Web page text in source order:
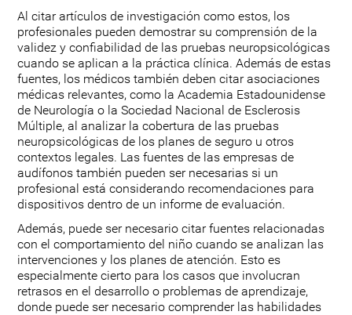
Al citar artículos de investigación como estos, los
profesionales pueden demostrar su comprensión de la
validez y confiabilidad de las pruebas neuropsicológicas
cuando se aplican a la práctica clínica. Además de estas
fuentes, los médicos también deben citar asociaciones
médicas relevantes, como la Academia Estadounidense
de Neurología o la Sociedad Nacional de Esclerosis
Múltiple, al analizar la cobertura de las pruebas
neuropsicológicas de los planes de seguro u otros
contextos legales. Las fuentes de las empresas de
audífonos también pueden ser necesarias si un
profesional está considerando recomendaciones para
dispositivos dentro de un informe de evaluación.
Además, puede ser necesario citar fuentes relacionadas
con el comportamiento del niño cuando se analizan las
intervenciones y los planes de atención. Esto es
especialmente cierto para los casos que involucran
retrasos en el desarrollo o problemas de aprendizaje,
donde puede ser necesario comprender las habilidades